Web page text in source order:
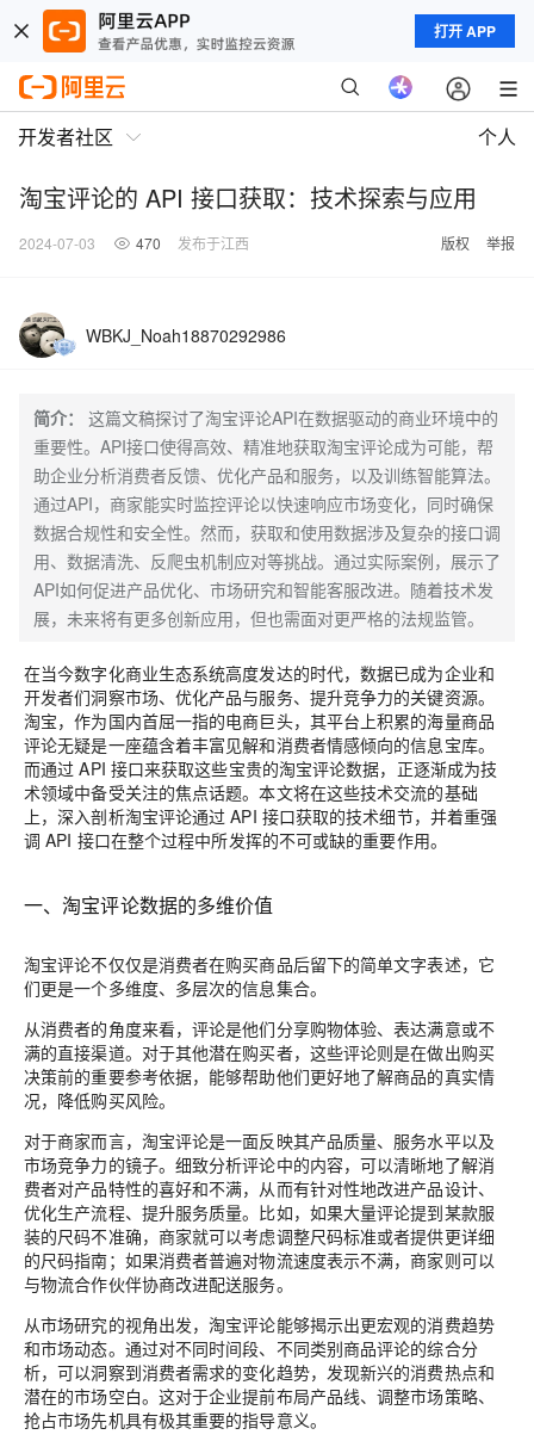
打开 APP
开发者社区 个人
淘宝评论的 API 接口获取：技术探索与应用
2024-07-03 470 发布于江西 版权 举报
WBKJ_Noah18870292986
简介：
这篇文稿探讨了淘宝评论API在数据驱动的商业环境中的
重要性。API接口使得高效、精准地获取淘宝评论成为可能，帮
助企业分析消费者反馈、优化产品和服务，以及训练智能算法。
通过API，商家能实时监控评论以快速响应市场变化，同时确保
数据合规性和安全性。然而，获取和使用数据涉及复杂的接口调
用、数据清洗、反爬虫机制应对等挑战。通过实际案例，展示了
API如何促进产品优化、市场研究和智能客服改进。随着技术发
展，未来将有更多创新应用，但也需面对更严格的法规监管。
在当今数字化商业生态系统高度发达的时代，数据已成为企业和
开发者们洞察市场、优化产品与服务、提升竞争力的关键资源。
淘宝，作为国内首屈一指的电商巨头，其平台上积累的海量商品
评论无疑是一座蕴含着丰富见解和消费者情感倾向的信息宝库。
而通过 API 接口来获取这些宝贵的淘宝评论数据，正逐渐成为技
术领域中备受关注的焦点话题。本文将在这些技术交流的基础
上，深入剖析淘宝评论通过 API 接口获取的技术细节，并着重强
调 API 接口在整个过程中所发挥的不可或缺的重要作用。
一、淘宝评论数据的多维价值
淘宝评论不仅仅是消费者在购买商品后留下的简单文字表述，它
们更是一个多维度、多层次的信息集合。
从消费者的角度来看，评论是他们分享购物体验、表达满意或不
满的直接渠道。对于其他潜在购买者，这些评论则是在做出购买
决策前的重要参考依据，能够帮助他们更好地了解商品的真实情
况，降低购买风险。
对于商家而言，淘宝评论是一面反映其产品质量、服务水平以及
市场竞争力的镜子。细致分析评论中的内容，可以清晰地了解消
费者对产品特性的喜好和不满，从而有针对性地改进产品设计、
优化生产流程、提升服务质量。比如，如果大量评论提到某款服
装的尺码不准确，商家就可以考虑调整尺码标准或者提供更详细
的尺码指南；如果消费者普遍对物流速度表示不满，商家则可以
与物流合作伙伴协商改进配送服务。
从市场研究的视角出发，淘宝评论能够揭示出更宏观的消费趋势
和市场动态。通过对不同时间段、不同类别商品评论的综合分
析，可以洞察到消费者需求的变化趋势，发现新兴的消费热点和
潜在的市场空白。这对于企业提前布局产品线、调整市场策略、
抢占市场先机具有极其重要的指导意义。